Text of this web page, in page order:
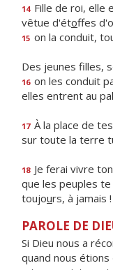
14 Fille de roi, elle
vêtue d'étoffes
15 on la conduit,
Des jeunes filles,
16 on les conduit
elles entrent au pal
17 À la place de
sur toute la terre
18 Je ferai vivre
que les peuples
toujours, à jamais !
PAROLE DE
Si Dieu nous a
quand nous